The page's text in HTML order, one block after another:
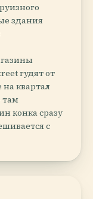
здания
гудят от
квартал
там
конка сразу
с